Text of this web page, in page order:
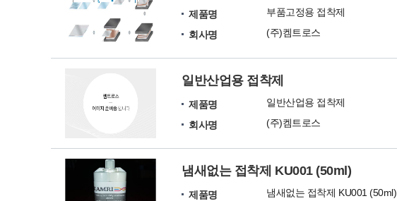
제품명
부품고정용 접착제
회사명
(주)켐트로스
일반산업용 접착제
제품명
일반산업용 접착제
회사명
(주)켐트로스
냄새없는 접착제 KU001 (50ml)
제품명
냄새없는 접착제 KU001 (50ml)